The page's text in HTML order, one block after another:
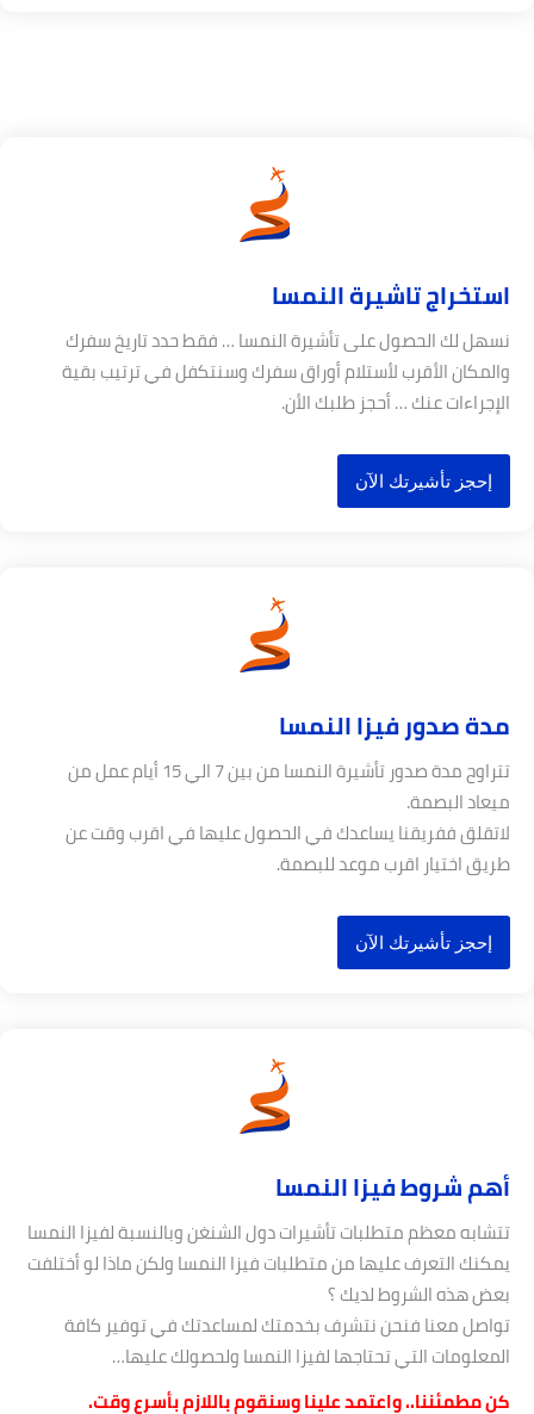
استخراج تاشيرة النمسا
نسهل لك الحصول على تأشيرة النمسا … فقط حدد تاريخ سفرك
والمكان الأقرب لأستلام أوراق سفرك وسنتكفل في ترتيب بقية
الإجراءات عنك … أحجز طلبك الأن.
إحجز تأشيرتك الآن
مدة صدور فيزا النمسا
تتراوح مدة صدور تأشيرة النمسا من بين 7 الي 15 أيام عمل من
ميعاد البصمة.
لاتقلق ففريقنا يساعدك في الحصول عليها في اقرب وقت عن
طريق اختيار اقرب موعد للبصمة.
إحجز تأشيرتك الآن
أهم شروط فيزا النمسا
تتشابه معظم متطلبات تأشيرات دول الشنغن وبالنسبة لفيزا النمسا
يمكنك التعرف عليها من متطلبات فيزا النمسا ولكن ماذا لو أختلفت
بعض هذه الشروط لديك ؟
تواصل معنا فنحن نتشرف بخدمتك لمساعدتك في توفير كافة
المعلومات التي تحتاجها لفيزا النمسا ولحصولك عليها…
كن مطمئننا.. واعتمد علينا وسنقوم باللازم بأسرع وقت.